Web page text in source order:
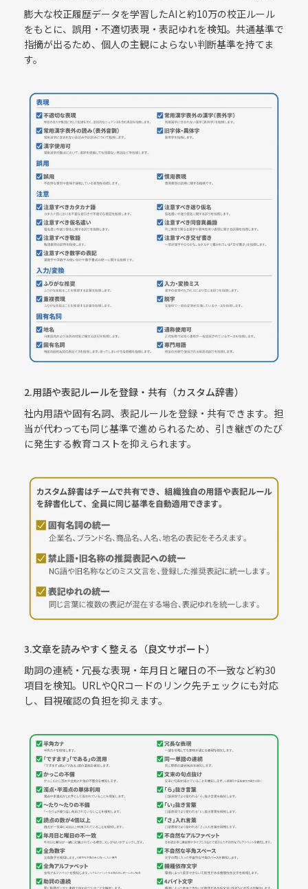
膨大な校正履歴データを学習したAIと約10万の校正ルール
をもとに、誤用・不適切表現・表記ゆれを検知。共通基準で
指摘が出るため、個人の主観によらない判断基準を持てま
す。
2.用語や表記ルールを登録・共有（カスタム辞書）
社内用語や固有名詞、表記ルールを登録・共有できます。担
当が代わっても同じ基準で進められるため、引き継ぎのたび
に発生する教育コストを抑えられます。
3.文章を読みやすく整える（良文サポート）
助詞の連続・冗長な表現・年月日と曜日の不一致など約30
項目を検知。URLやQRコードのリンク先チェックにも対応
し、目視確認の負担を抑えます。